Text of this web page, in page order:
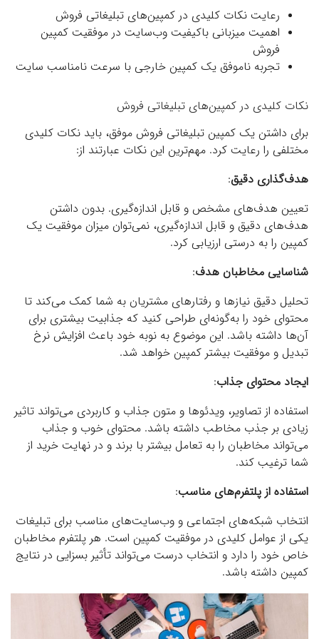
رعایت نکات کلیدی در کمپین‌های تبلیغاتی فروش
اهمیت میزبانی باکیفیت وب‌سایت در موفقیت کمپین
فروش
تجربه‌ ناموفق یک کمپین خارجی با سرعت نامناسب سایت
نکات کلیدی در کمپین‌های تبلیغاتی فروش
برای داشتن یک کمپین تبلیغاتی فروش موفق، باید نکات کلیدی
مختلفی را رعایت کرد. مهم‌ترین این نکات عبارتند از:
هدف‌گذاری دقیق:
تعیین هدف‌های مشخص و قابل اندازه‌گیری. بدون داشتن
هدف‌های دقیق و قابل اندازه‌گیری، نمی‌توان میزان موفقیت یک
کمپین را به درستی ارزیابی کرد.
شناسایی مخاطبان هدف:
تحلیل دقیق نیازها و رفتارهای مشتریان به شما کمک می‌کند تا
محتوای خود را به‌گونه‌ای طراحی کنید که جذابیت بیشتری برای
آن‌ها داشته باشد. این موضوع به نوبه خود باعث افزایش نرخ
تبدیل و موفقیت بیشتر کمپین خواهد شد.
ایجاد محتوای جذاب:
استفاده از تصاویر، ویدئوها و متون جذاب و کاربردی می‌تواند تاثیر
زیادی بر جذب مخاطب داشته باشد. محتوای خوب و جذاب
می‌تواند مخاطبان را به تعامل بیشتر با برند و در نهایت خرید از
شما ترغیب کند.
استفاده از پلتفرم‌های مناسب:
انتخاب شبکه‌های اجتماعی و وب‌سایت‌های مناسب برای تبلیغات
یکی از عوامل کلیدی در موفقیت کمپین است. هر پلتفرم مخاطبان
خاص خود را دارد و انتخاب درست می‌تواند تأثیر بسزایی در نتایج
کمپین داشته باشد.